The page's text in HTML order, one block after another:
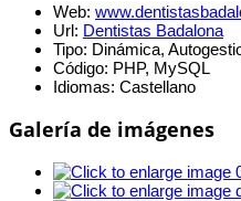
Web:
Url: Dentistas Badalona
Tipo: Dinámica,
Código: PHP, MySQL
Idiomas: Castellano
Galería de imágenes